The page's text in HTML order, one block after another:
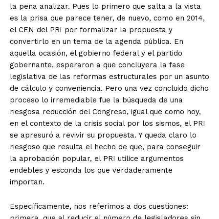
la pena analizar. Pues lo primero que salta a la vista
es la prisa que parece tener, de nuevo, como en 2014,
el CEN del PRI por formalizar la propuesta y
convertirlo en un tema de la agenda pública. En
aquella ocasión, el gobierno federal y el partido
gobernante, esperaron a que concluyera la fase
legislativa de las reformas estructurales por un asunto
de cálculo y conveniencia. Pero una vez concluido dicho
proceso lo irremediable fue la búsqueda de una
riesgosa reducción del Congreso, igual que como hoy,
en el contexto de la crisis social por los sismos, el PRI
se apresuró a revivir su propuesta. Y queda claro lo
riesgoso que resulta el hecho de que, para conseguir
la aprobación popular, el PRI utilice argumentos
endebles y esconda los que verdaderamente
importan.
Específicamente, nos referimos a dos cuestiones: